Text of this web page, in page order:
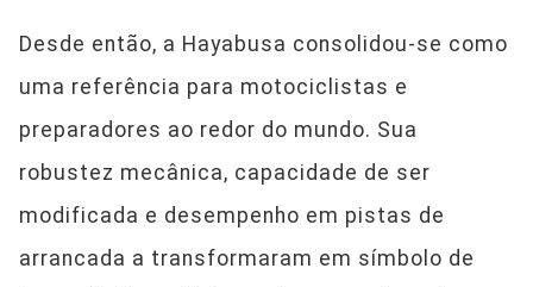
Desde então, a Hayabusa consolidou-se como
uma referência para motociclistas e
preparadores ao redor do mundo. Sua
robustez mecânica, capacidade de ser
modificada e desempenho em pistas de
arrancada a transformaram em símbolo de